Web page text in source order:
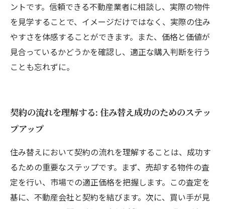
ントです。信頼できる不動産業者に相談し、実際の物件
を見学することで、イメージだけではなく、実際の住み
やすさを体感することができます。また、価格と価値が
見合っているかどうかを確認し、適正な購入判断を行う
ことも忘れずに。
契約の流れを理解する: 住み替え成功のためのステッ
プアップ
住み替えにおいて契約の流れを理解することは、成功す
るための重要なステップです。まず、売却する物件の査
定を行い、市場での適正価格を把握します。この査定を
基に、不動産会社と契約を結びます。次に、買い手が見